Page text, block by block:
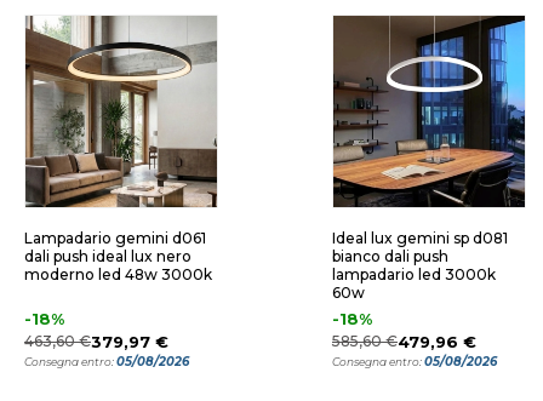
Lampadario gemini d061
dali push ideal lux nero
moderno led 48w 3000k
-18%
463,60 €379,97 €
Consegna entro:05/08/2026
Ideal lux gemini sp d081
bianco dali push
lampadario led 3000k
60w
-18%
585,60 €479,96 €
Consegna entro:05/08/2026